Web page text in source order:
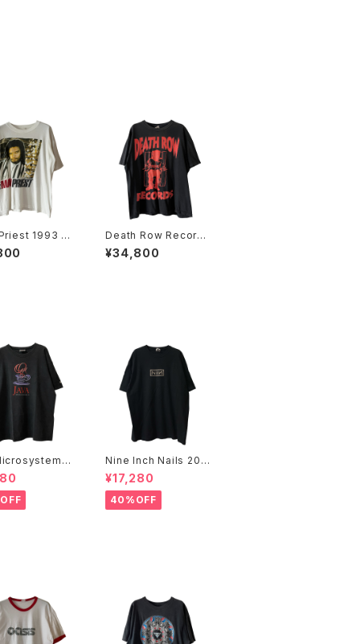
1993 Fe
Rap Tee
Death Row Records
2005 Label Logo Ra
p Tee
¥34,800
1
DAY CMU
Tee
Nine Inch Nails 200
5 Live with Teeth B
and Tee
¥17,280
40%OFF